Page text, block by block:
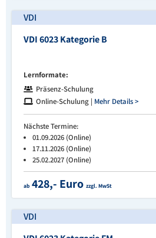
VDI
VDI 6023 Kategorie B
Lernformate:
Präsenz-Schulung
Online-Schulung | Mehr Details >
Nächste Termine:
01.09.2026 (Online)
17.11.2026 (Online)
25.02.2027 (Online)
ab 428,- Euro zzgl. MwSt
VDI